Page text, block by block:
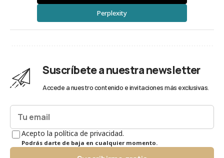
Perplexity
Suscríbete a nuestra newsletter
Accede a nuestro contenido e invitaciones más exclusivas.
Acepto la política de privacidad.
Podrás darte de baja en cualquier momento.